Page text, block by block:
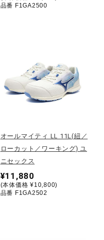
品番 F1GA2500
オールマイティ LL 11L(紐／
ローカット／ワーキング) ユ
ニセックス
¥11,880
(本体価格 ¥10,800)
品番 F1GA2502